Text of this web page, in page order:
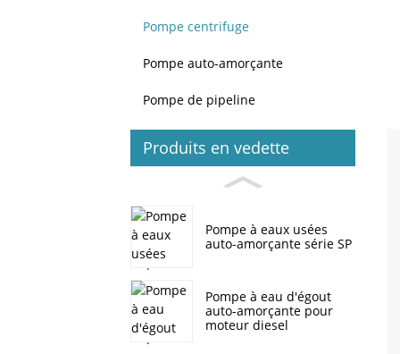
Pompe centrifuge
Pompe auto-amorçante
Pompe de pipeline
Produits en vedette
Pompe à eaux usées
auto-amorçante série SP
Pompe à eau d'égout
auto-amorçante pour
moteur diesel